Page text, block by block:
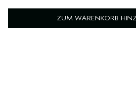
ZUM WARENKORB